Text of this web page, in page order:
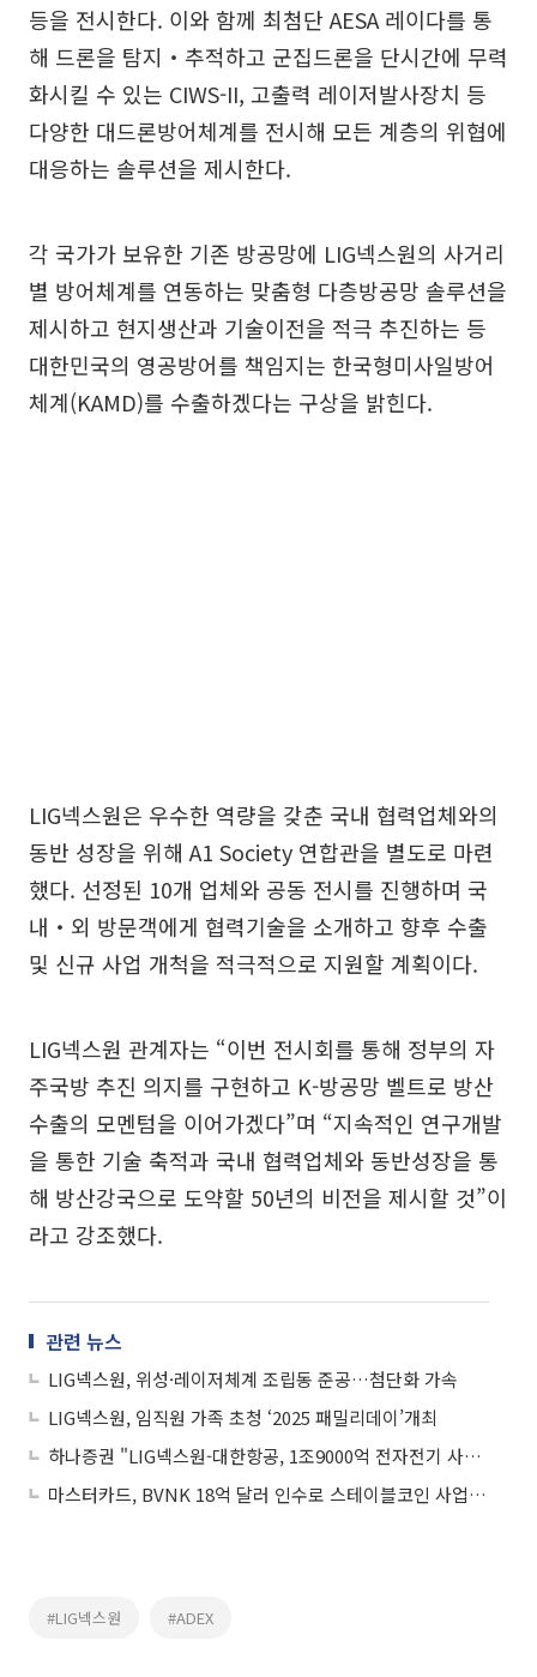
등을 전시한다. 이와 함께 최첨단 AESA 레이다를 통
해 드론을 탐지‧추적하고 군집드론을 단시간에 무력
화시킬 수 있는 CIWS-II, 고출력 레이저발사장치 등
다양한 대드론방어체계를 전시해 모든 계층의 위협에
대응하는 솔루션을 제시한다.
각 국가가 보유한 기존 방공망에 LIG넥스원의 사거리
별 방어체계를 연동하는 맞춤형 다층방공망 솔루션을
제시하고 현지생산과 기술이전을 적극 추진하는 등
대한민국의 영공방어를 책임지는 한국형미사일방어
체계(KAMD)를 수출하겠다는 구상을 밝힌다.
LIG넥스원은 우수한 역량을 갖춘 국내 협력업체와의
동반 성장을 위해 A1 Society 연합관을 별도로 마련
했다. 선정된 10개 업체와 공동 전시를 진행하며 국
내‧외 방문객에게 협력기술을 소개하고 향후 수출
및 신규 사업 개척을 적극적으로 지원할 계획이다.
LIG넥스원 관계자는 “이번 전시회를 통해 정부의 자
주국방 추진 의지를 구현하고 K-방공망 벨트로 방산
수출의 모멘텀을 이어가겠다”며 “지속적인 연구개발
을 통한 기술 축적과 국내 협력업체와 동반성장을 통
해 방산강국으로 도약할 50년의 비전을 제시할 것”이
라고 강조했다.
관련 뉴스
LIG넥스원, 위성·레이저체계 조립동 준공…첨단화 가속
LIG넥스원, 임직원 가족 초청 ‘2025 패밀리데이’개최
하나증권 "LIG넥스원-대한항공, 1조9000억 전자전기 사업 우선협상자 유력"
마스터카드, BVNK 18억 달러 인수로 스테이블코인 사업 본격 확장
#LIG넥스원 #ADEX